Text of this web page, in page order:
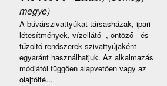
megye)
A búvárszivattyúkat társasházak, ipari
létesítmények, vízellátó -, öntöző - és
tűzoltó rendszerek szivattyújaként
egyaránt használhatjuk. Az alkalmazás
módjától függően alapvetően vagy az
olajtölté...